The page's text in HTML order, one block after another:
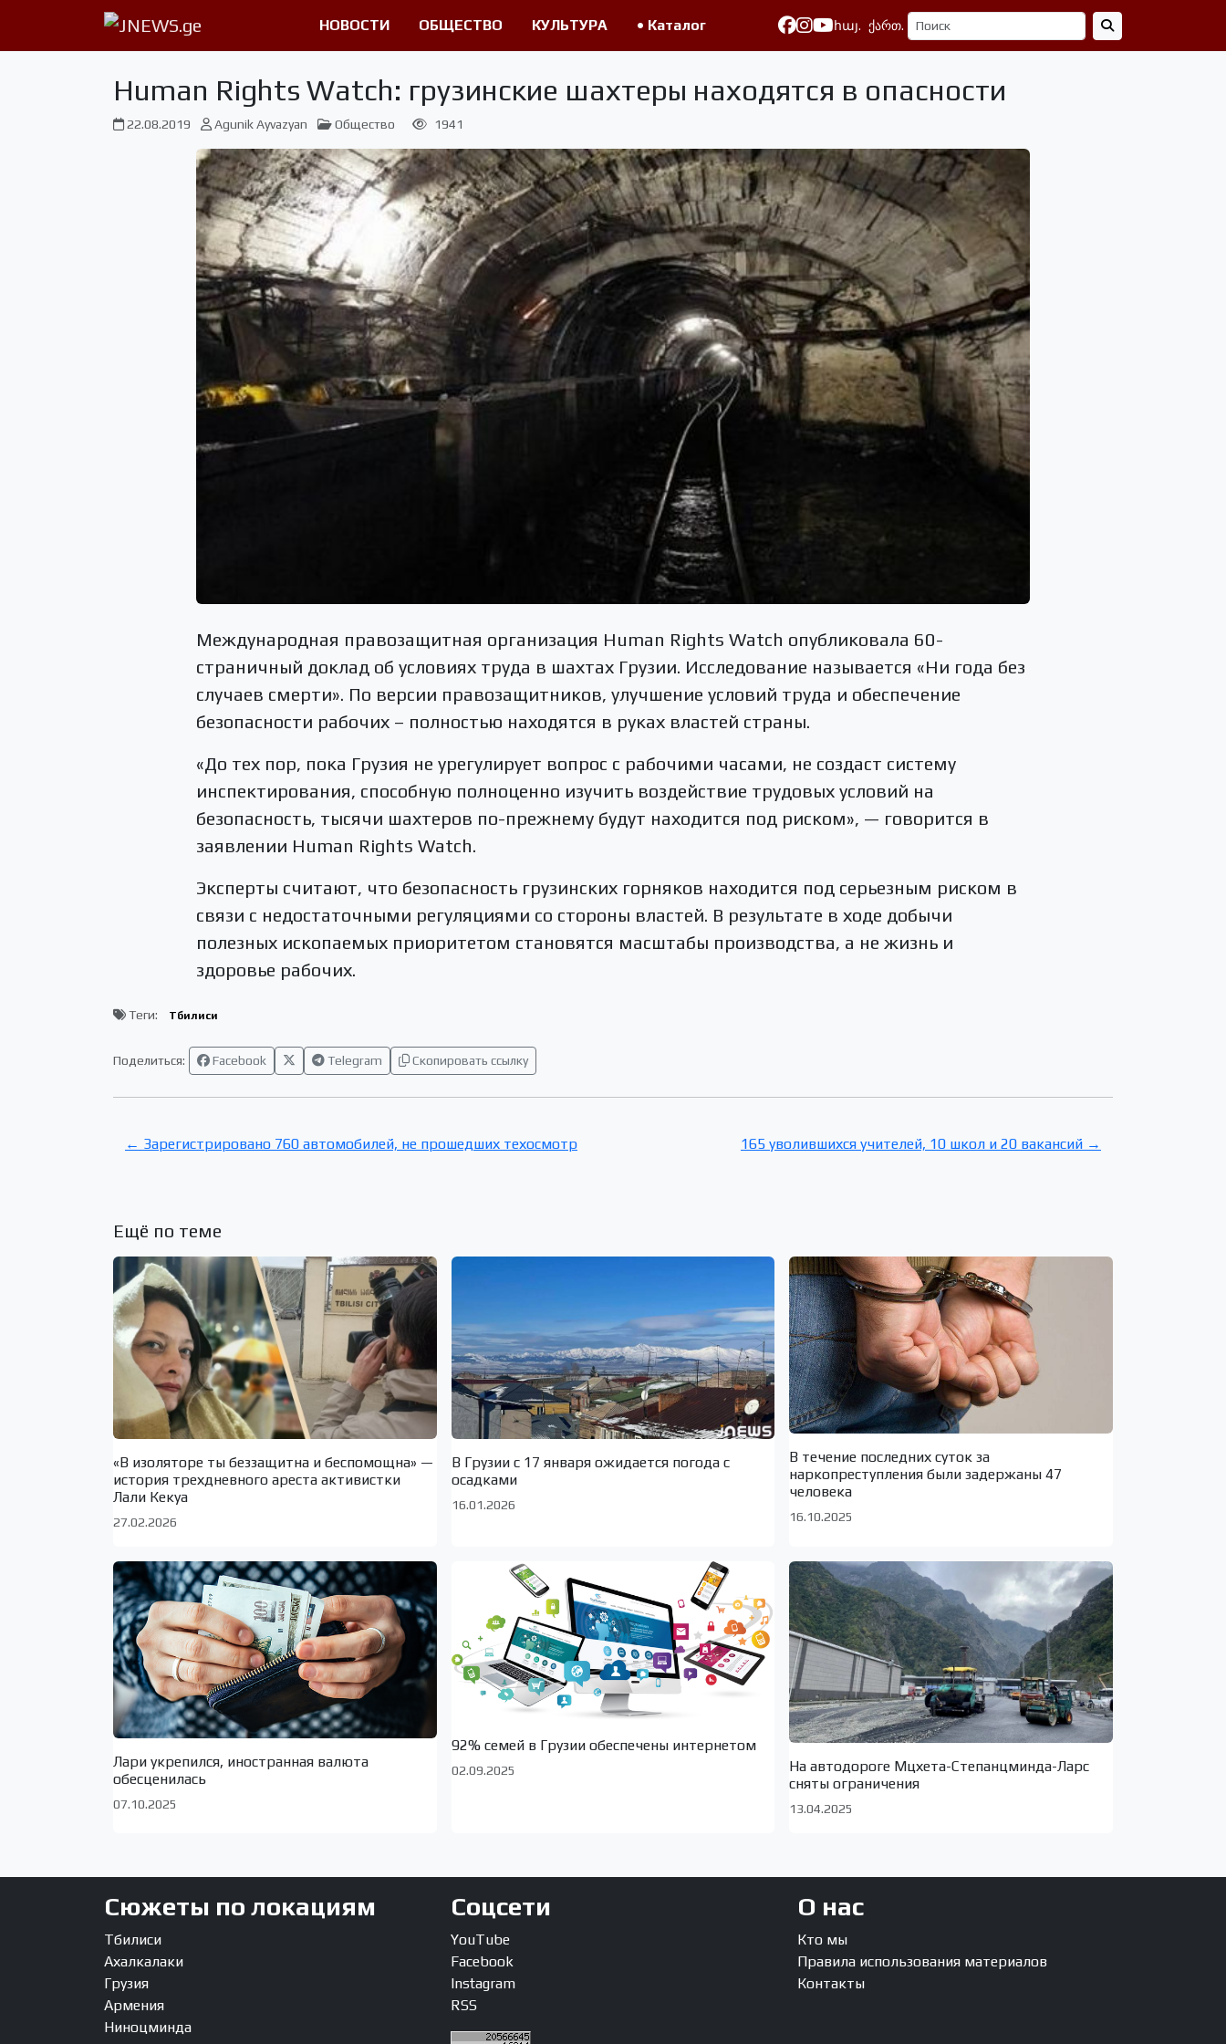
НОВОСТИ ОБЩЕСТВО КУЛЬТУРА • Каталог հայ. ქართ.
Human Rights Watch: грузинские шахтеры находятся в опасности
22.08.2019 Agunik Ayvazyan Общество 1941
Международная правозащитная организация Human Rights Watch опубликовала 60-
страничный доклад об условиях труда в шахтах Грузии. Исследование называется «Ни года без
случаев смерти». По версии правозащитников, улучшение условий труда и обеспечение
безопасности рабочих – полностью находятся в руках властей страны.
«До тех пор, пока Грузия не урегулирует вопрос с рабочими часами, не создаст систему
инспектирования, способную полноценно изучить воздействие трудовых условий на
безопасность, тысячи шахтеров по-прежнему будут находится под риском», — говорится в
заявлении Human Rights Watch.
Эксперты считают, что безопасность грузинских горняков находится под серьезным риском в
связи с недостаточными регуляциями со стороны властей. В результате в ходе добычи
полезных ископаемых приоритетом становятся масштабы производства, а не жизнь и
здоровье рабочих.
Теги: Тбилиси
Поделиться: Facebook Telegram Скопировать ссылку
← Зарегистрировано 760 автомобилей, не прошедших техосмотр 165 уволившихся учителей, 10 школ и 20 вакансий →
Ещё по теме
«В изоляторе ты беззащитна и беспомощна» —
история трехдневного ареста активистки
Лали Кекуа
27.02.2026
В Грузии с 17 января ожидается погода с
осадками
16.01.2026
В течение последних суток за
наркопреступления были задержаны 47
человека
16.10.2025
Лари укрепился, иностранная валюта
обесценилась
07.10.2025
92% семей в Грузии обеспечены интернетом
02.09.2025
На автодороге Мцхета-Степанцминда-Ларс
сняты ограничения
13.04.2025
Сюжеты по локациям
Тбилиси
Ахалкалаки
Грузия
Армения
Ниноцминда
Соцсети
YouTube
Facebook
Instagram
RSS
О нас
Кто мы
Правила использования материалов
Контакты